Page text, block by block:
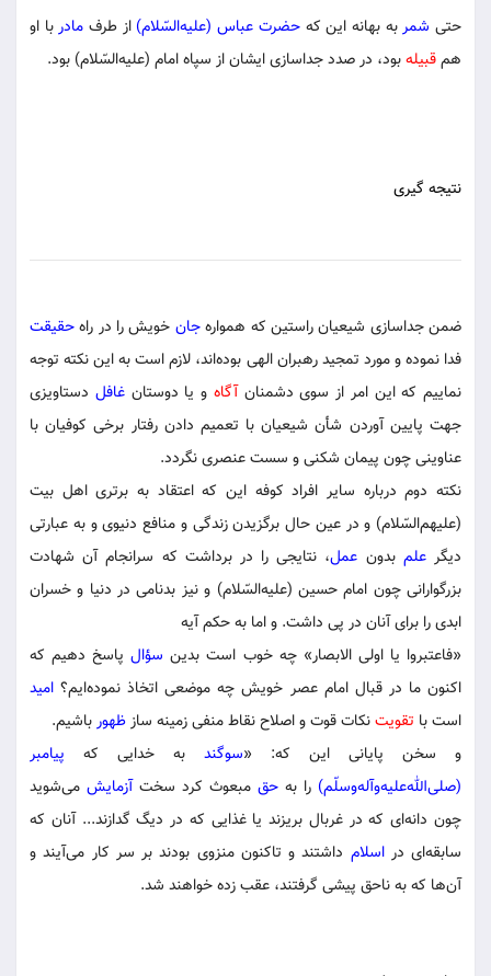
حتی شمربه بهانه این کهحضرت عباس (علیه‌السّلام) از طرف مادربا او
همقبیلهبود، در صدد جداسازی ایشان از سپاه امام (علیه‌السّلام) بود.
نتیجه گیری
ضمن جداسازی شیعیان راستین که هموارهجان خویش را در راهحقیقت
فدا نموده و مورد تمجید رهبران الهی بوده‌اند، لازم است به این نکته توجه
نماییم که این امر از سوی دشمنانآگاه و یا دوستانغافل دستاویزی
جهت پایین آوردن شأن شیعیان با تعمیم دادن رفتار برخی کوفیان با
عناوینی چون پیمان شکنی و سست عنصری نگردد.
نکته دوم درباره سایر افراد کوفه این که اعتقاد به برتری اهل بیت
(علیهم‌السّلام) و در عین حال برگزیدن زندگی و منافع دنیوی و به عبارتی
دیگرعلم بدون عمل، نتایجی را در برداشت که سرانجام آن شهادت
بزرگوارانی چون امام حسین (علیه‌السّلام) و نیز بدنامی در دنیا و خسران
ابدی را برای آنان در پی داشت. و اما به حکم آیه
«فاعتبروا یا اولی الابصار» چه خوب است بدین سؤالپاسخ دهیم که
اکنون ما در قبال امام عصر خویش چه موضعی اتخاذ نموده‌ایم؟ امید
است با تقویتنکات قوت و اصلاح نقاط منفی زمینه سازظهورباشیم.
و سخن پایانی این که: «سوگند به خدایی که پیامبر
(صلی‌الله‌علیه‌و‌آله‌وسلّم) را به حق مبعوث کرد سختآزمایش می‌شوید
چون دانه‌ای که در غربال بریزند یا غذایی که در دیگ گدازند... آنان که
سابقه‌ای دراسلام داشتند و تاکنون منزوی بودند بر سر کار می‌آیند و
آن‌ها که به ناحق پیشی گرفتند، عقب زده خواهند شد.